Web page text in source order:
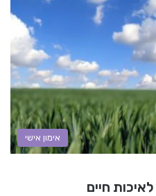
אימון אישי
חיים